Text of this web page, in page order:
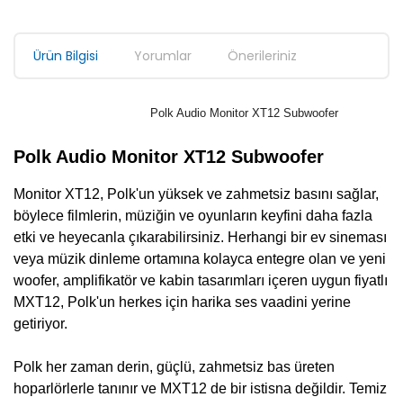
Ürün Bilgisi Yorumlar Önerileriniz
Polk Audio Monitor XT12 Subwoofer
Polk Audio Monitor XT12 Subwoofer
Monitor XT12, Polk'un yüksek ve zahmetsiz basını sağlar,
böylece filmlerin, müziğin ve oyunların keyfini daha fazla
etki ve heyecanla çıkarabilirsiniz. Herhangi bir ev sineması
veya müzik dinleme ortamına kolayca entegre olan ve yeni
woofer, amplifikatör ve kabin tasarımları içeren uygun fiyatlı
MXT12, Polk'un herkes için harika ses vaadini yerine
getiriyor.
Polk her zaman derin, güçlü, zahmetsiz bas üreten
hoparlörlerle tanınır ve MXT12 de bir istisna değildir. Temiz